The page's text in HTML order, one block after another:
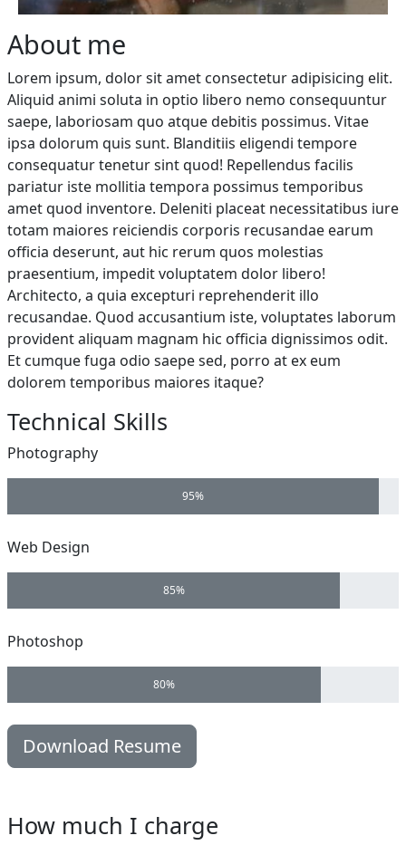
About me
Lorem ipsum, dolor sit amet consectetur adipisicing elit.
Aliquid animi soluta in optio libero nemo consequuntur
saepe, laboriosam quo atque debitis possimus. Vitae
ipsa dolorum quis sunt. Blanditiis eligendi tempore
consequatur tenetur sint quod! Repellendus facilis
pariatur iste mollitia tempora possimus temporibus
amet quod inventore. Deleniti placeat necessitatibus iure
totam maiores reiciendis corporis recusandae earum
officia deserunt, aut hic rerum quos molestias
praesentium, impedit voluptatem dolor libero!
Architecto, a quia excepturi reprehenderit illo
recusandae. Quod accusantium iste, voluptates laborum
provident aliquam magnam hic officia dignissimos odit.
Et cumque fuga odio saepe sed, porro at ex eum
dolorem temporibus maiores itaque?
Technical Skills
Photography
95%
Web Design
85%
Photoshop
80%
Download Resume
How much I charge